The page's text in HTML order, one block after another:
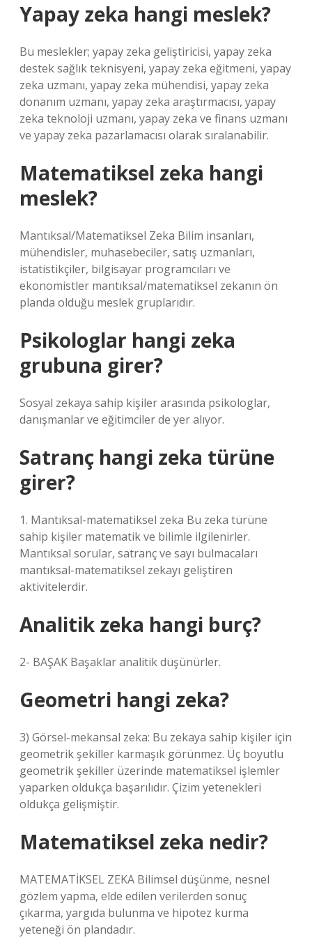
Yapay zeka hangi meslek?
Bu meslekler; yapay zeka geliştiricisi, yapay zeka
destek sağlık teknisyeni, yapay zeka eğitmeni, yapay
zeka uzmanı, yapay zeka mühendisi, yapay zeka
donanım uzmanı, yapay zeka araştırmacısı, yapay
zeka teknoloji uzmanı, yapay zeka ve finans uzmanı
ve yapay zeka pazarlamacısı olarak sıralanabilir.
Matematiksel zeka hangi
meslek?
Mantıksal/Matematiksel Zeka Bilim insanları,
mühendisler, muhasebeciler, satış uzmanları,
istatistikçiler, bilgisayar programcıları ve
ekonomistler mantıksal/matematiksel zekanın ön
planda olduğu meslek gruplarıdır.
Psikologlar hangi zeka
grubuna girer?
Sosyal zekaya sahip kişiler arasında psikologlar,
danışmanlar ve eğitimciler de yer alıyor.
Satranç hangi zeka türüne
girer?
1. Mantıksal-matematiksel zeka Bu zeka türüne
sahip kişiler matematik ve bilimle ilgilenirler.
Mantıksal sorular, satranç ve sayı bulmacaları
mantıksal-matematiksel zekayı geliştiren
aktivitelerdir.
Analitik zeka hangi burç?
2- BAŞAK Başaklar analitik düşünürler.
Geometri hangi zeka?
3) Görsel-mekansal zeka: Bu zekaya sahip kişiler için
geometrik şekiller karmaşık görünmez. Üç boyutlu
geometrik şekiller üzerinde matematiksel işlemler
yaparken oldukça başarılıdır. Çizim yetenekleri
oldukça gelişmiştir.
Matematiksel zeka nedir?
MATEMATİKSEL ZEKA Bilimsel düşünme, nesnel
gözlem yapma, elde edilen verilerden sonuç
çıkarma, yargıda bulunma ve hipotez kurma
yeteneği ön plandadır.